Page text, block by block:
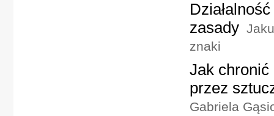
zasady
znaki
Jak
przez
Gabriela